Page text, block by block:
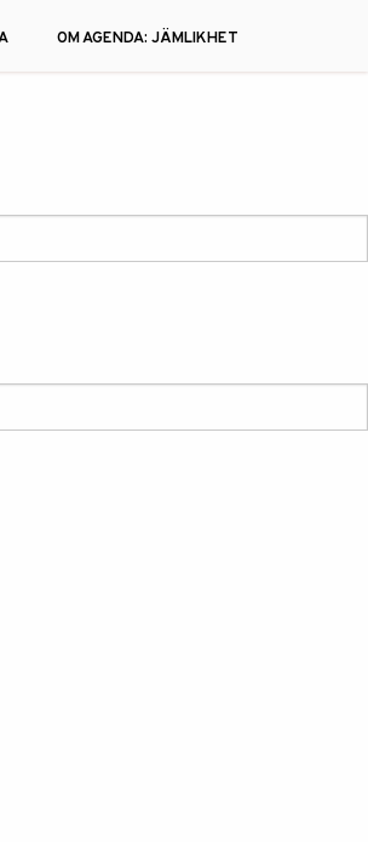
OM AGENDA: JÄMLIKHET